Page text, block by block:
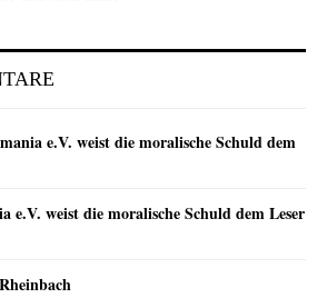
e.V. weist die moralische Schuld dem
e.V. weist die moralische Schuld dem Leser